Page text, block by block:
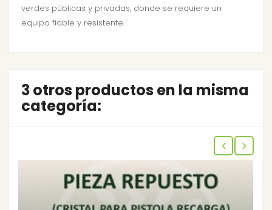
verdes públicas y privadas, donde se requiere un
equipo fiable y resistente.
3 otros productos en la misma
categoría: